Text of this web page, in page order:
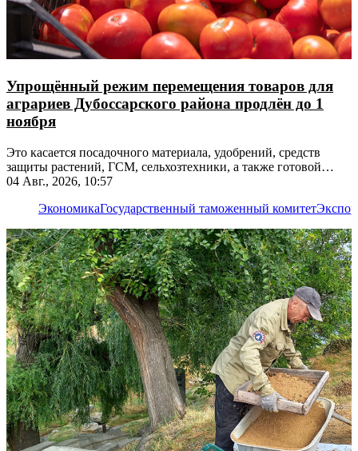
Упрощённый режим перемещения товаров для
аграриев Дубоссарского района продлён до 1
ноября
Это касается посадочного материала, удобрений, средств
защиты растений, ГСМ, сельхозтехники, а также готовой
продукции
04 Авг., 2026, 10:57
ЭкономикаГосударственный таможенный комитет